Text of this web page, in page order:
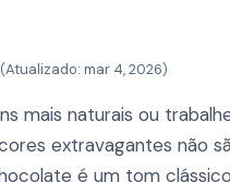
(Atualizado: mar 4, 2026)
mais naturais ou
extravagantes não
é um tom